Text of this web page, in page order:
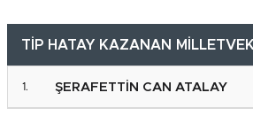
TİP HATAY KAZANAN
ŞERAFETTİN CAN ATALAY